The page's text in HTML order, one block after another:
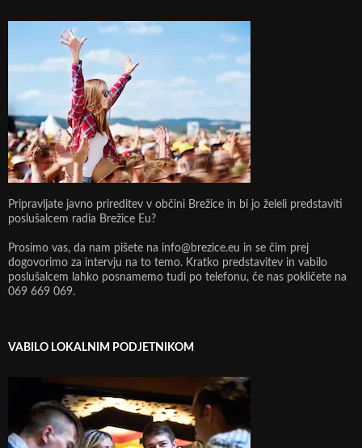
Pripravljate javno prireditev v občini Brežice in bi jo želeli predstaviti
poslušalcem radia Brežice Eu?
Prosimo vas, da nam pišete na info@brezice.eu in se čim prej
dogovorimo za intervju na to temo. Kratko predstavitev in vabilo
poslušalcem lahko posnamemo tudi po telefonu, če nas pokličete na
069 669 069.
VABILO LOKALNIM PODJETNIKOM